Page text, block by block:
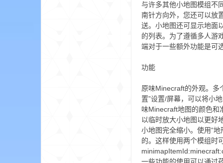
与许多其他小地图模组不
南针方向外，您还可以放
送。小地图还可显示地面
的列表。为了遵循多人游
端对于一些额外功能是可
功能
原味Minecraft的外观。多个小地图大小选项，包括自动。多个缩放选项。两种小地图形状选项：方形或圆形。比许多小地图模组更流畅运行。使用“更改位置”设置/屏幕，可以将小地图放置在屏幕上的任何位置。即使是像素级微调也可以。在使用其他UI模组时可能会很有用。两种方块颜色模式：原味，使用原味Minecraft地图的颜色和准确，使用方块纹理和生物群落的颜色。您还可以使用单独的设置启用原味模式的生物群落颜色。自定义按键绑定（默认为Z）可以临时放大小地图以更好地查看周围。所有按键绑定都在原版控件菜单中。还有用于放大小地图时控制其行为的设置，例如将小地图居中显示于屏幕上或将小地图完全缩小。使用“地形深度”和“地形斜坡”设置自定义地图阴影。兼容Xaero\'s World Map。默认使用世界地图模组生成的地图纹理，而��是生成自己的。这样使用两个模组时可以提高性能。选项限制您通过将其绑定到热键栏中的物品或装备来访问小地图。例如，在配置文件中的任何位置添加minimapItemId:minecraft:compass可以将其绑定到指南针物品。这样，除非您在热键栏中或已装备指南针，否则不会显示小地图。玩家在服务器/地图上的一些功能的使用可以通过药水效果来控制。撰写本文时，有以下药水效果：xaerominimap:no_minimap、xaerominimap:no_entity_radar、xaerominimap:no_waypoints、xaerominimap:no_cave_maps。默认情况下，效果是中性的，但您也可以通过在效果ID末尾添加 _harmful 来指定有害类型，例如 xaerominimap:no_entity_radar_harmful。翻来自Modrinth所有游戏版本1.20.51.20.61.21.81.21.51.21.41.21.31.211.21.11.20.41.20.21.201.20.11.19.41.19.11.19.21.18.21.16.51.12.21.21.71.21.61.7.101.16.21.16.31.16.41.20.31.171.17.11.15.21.14.41.8.91.19.31.20.3-rc11.20-rc1所有类型forgefabricquiltneoforge25.2.12Xaeros_Minimap_25.2.12_Forge_1.20.6.jar下载25.2.12_Forge_1.20.6#ReleaseFixed the file not working.展开版本: 25.2.12_Forge_1.20.6支持游戏: 1.20.5, 1.20.6类型:ForgeRelease下载次数: 58325.2.12Xaeros_Minimap_25.2.12_Fabric_1.21.8.jar下载25.2.12_Fabric_1.21.8#Release[Read changelogs](https://chocolateminecraft.com/